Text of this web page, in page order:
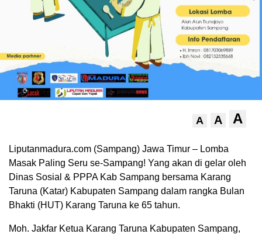
A A A
Liputanmadura.com (Sampang) Jawa Timur – Lomba
Masak Paling Seru se-Sampang! Yang akan di gelar oleh
Dinas Sosial & PPPA Kab Sampang bersama Karang
Taruna (Katar) Kabupaten Sampang dalam rangka Bulan
Bhakti (HUT) Karang Taruna ke 65 tahun.
Moh. Jakfar Ketua Karang Taruna Kabupaten Sampang,